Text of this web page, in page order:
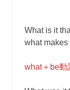
What is it
what makes
what＋be動